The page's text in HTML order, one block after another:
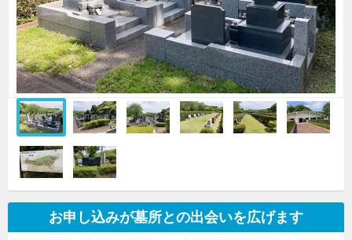
お申し込みが墓所との出会いを広げます